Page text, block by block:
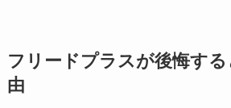
フリードプラスが後悔す
由